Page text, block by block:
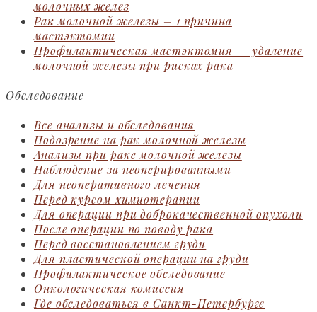
молочных желез
Рак молочной железы – 1 причина
мастэктомии
Профилактическая мастэктомия — удаление
молочной железы при рисках рака
Обследование
Все анализы и обследования
Подозрение на рак молочной железы
Анализы при раке молочной железы
Наблюдение за неоперированными
Для неоперативного лечения
Перед курсом химиотерапии
Для операции при доброкачественной опухоли
После операции по поводу рака
Перед восстановлением груди
Для пластической операции на груди
Профилактическое обследование
Онкологическая комиссия
Где обследоваться в Санкт-Петербурге